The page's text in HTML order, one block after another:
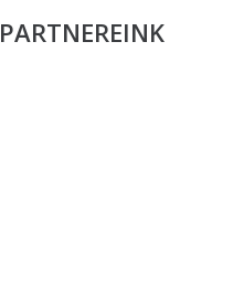
PARTNEREINK